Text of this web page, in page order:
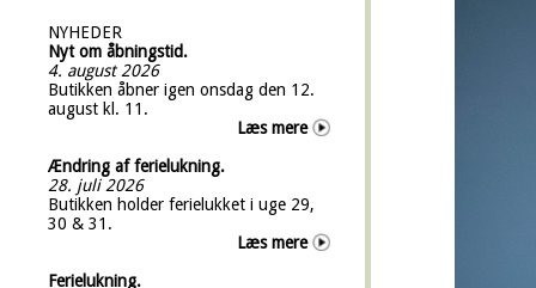
NYHEDER
Nyt om åbningstid.
4. august 2026
Butikken åbner igen onsdag den 12.
august kl. 11.
Læs mere
Ændring af ferielukning.
28. juli 2026
Butikken holder ferielukket i uge 29,
30 & 31.
Læs mere
Ferielukning.